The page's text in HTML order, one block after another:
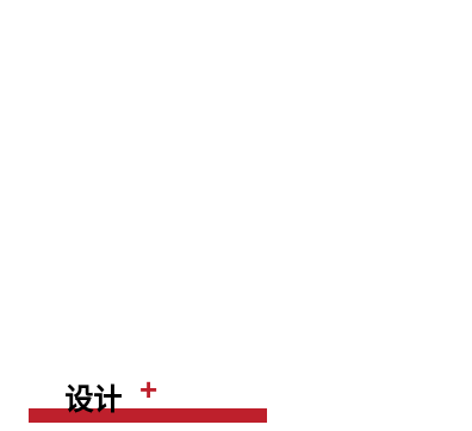
设计 +